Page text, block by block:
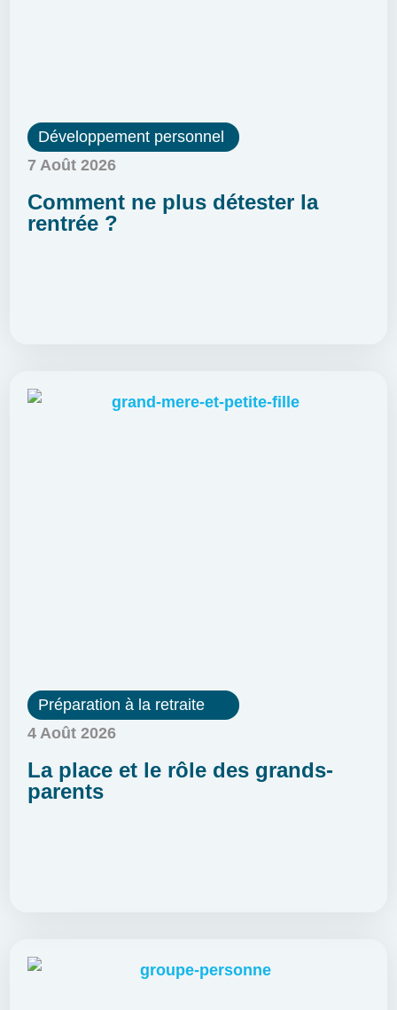
Développement personnel
7 Août 2026
Comment ne plus détester la
rentrée ?
Préparation à la retraite
4 Août 2026
La place et le rôle des grands-
parents